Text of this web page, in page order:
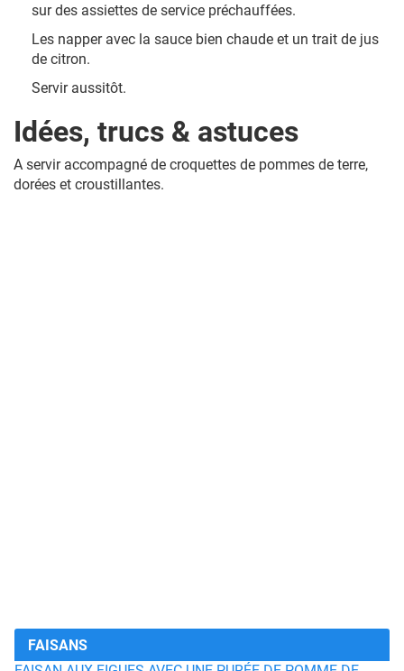
sur des assiettes de service préchauffées.
Les napper avec la sauce bien chaude et un trait de jus
de citron.
Servir aussitôt.
Idées, trucs & astuces
A servir accompagné de croquettes de pommes de terre,
dorées et croustillantes.
FAISANS